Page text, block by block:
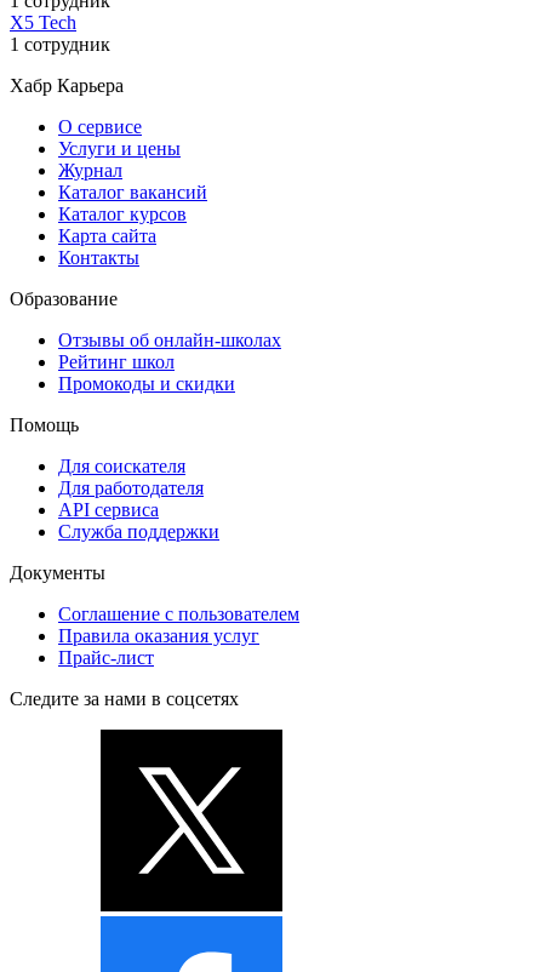
X5 Tech
1 сотрудник
Хабр Карьера
О сервисе
Услуги и цены
Журнал
Каталог вакансий
Каталог курсов
Карта сайта
Контакты
Образование
Отзывы об онлайн-школах
Рейтинг школ
Промокоды и скидки
Помощь
Для соискателя
Для работодателя
API сервиса
Служба поддержки
Документы
Соглашение с пользователем
Правила оказания услуг
Прайс-лист
Следите за нами в соцсетях